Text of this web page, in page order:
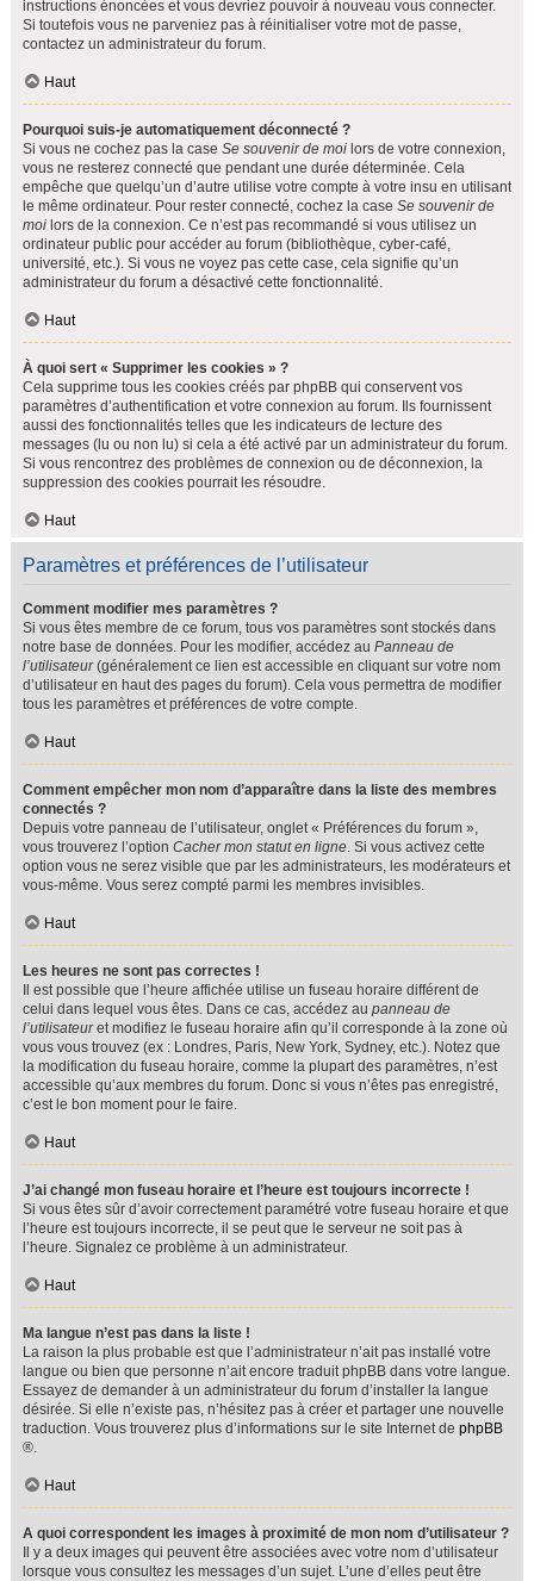
instructions énoncées et vous devriez pouvoir à nouveau vous connecter.
Si toutefois vous ne parveniez pas à réinitialiser votre mot de passe,
contactez un administrateur du forum.
Haut
Pourquoi suis-je automatiquement déconnecté ?
Si vous ne cochez pas la case Se souvenir de moi lors de votre connexion,
vous ne resterez connecté que pendant une durée déterminée. Cela
empêche que quelqu’un d’autre utilise votre compte à votre insu en utilisant
le même ordinateur. Pour rester connecté, cochez la case Se souvenir de
moi lors de la connexion. Ce n’est pas recommandé si vous utilisez un
ordinateur public pour accéder au forum (bibliothèque, cyber-café,
université, etc.). Si vous ne voyez pas cette case, cela signifie qu’un
administrateur du forum a désactivé cette fonctionnalité.
Haut
À quoi sert « Supprimer les cookies » ?
Cela supprime tous les cookies créés par phpBB qui conservent vos
paramètres d’authentification et votre connexion au forum. Ils fournissent
aussi des fonctionnalités telles que les indicateurs de lecture des
messages (lu ou non lu) si cela a été activé par un administrateur du forum.
Si vous rencontrez des problèmes de connexion ou de déconnexion, la
suppression des cookies pourrait les résoudre.
Haut
Paramètres et préférences de l’utilisateur
Comment modifier mes paramètres ?
Si vous êtes membre de ce forum, tous vos paramètres sont stockés dans
notre base de données. Pour les modifier, accédez au Panneau de
l’utilisateur(généralement ce lien est accessible en cliquant sur votre nom
d’utilisateur en haut des pages du forum). Cela vous permettra de modifier
tous les paramètres et préférences de votre compte.
Haut
Comment empêcher mon nom d’apparaître dans la liste des membres
connectés ?
Depuis votre panneau de l’utilisateur, onglet « Préférences du forum »,
vous trouverez l’option Cacher mon statut en ligne. Si vous activez cette
option vous ne serez visible que par les administrateurs, les modérateurs et
vous-même. Vous serez compté parmi les membres invisibles.
Haut
Les heures ne sont pas correctes !
Il est possible que l’heure affichée utilise un fuseau horaire différent de
celui dans lequel vous êtes. Dans ce cas, accédez au panneau de
l’utilisateuret modifiez le fuseau horaire afin qu’il corresponde à la zone où
vous vous trouvez (ex : Londres, Paris, New York, Sydney, etc.). Notez que
la modification du fuseau horaire, comme la plupart des paramètres, n’est
accessible qu’aux membres du forum. Donc si vous n’êtes pas enregistré,
c’est le bon moment pour le faire.
Haut
J’ai changé mon fuseau horaire et l’heure est toujours incorrecte !
Si vous êtes sûr d’avoir correctement paramétré votre fuseau horaire et que
l’heure est toujours incorrecte, il se peut que le serveur ne soit pas à
l’heure. Signalez ce problème à un administrateur.
Haut
Ma langue n’est pas dans la liste !
La raison la plus probable est que l’administrateur n’ait pas installé votre
langue ou bien que personne n’ait encore traduit phpBB dans votre langue.
Essayez de demander à un administrateur du forum d’installer la langue
désirée. Si elle n’existe pas, n’hésitez pas à créer et partager une nouvelle
traduction. Vous trouverez plus d’informations sur le site Internet de phpBB
®.
Haut
A quoi correspondent les images à proximité de mon nom d’utilisateur ?
Il y a deux images qui peuvent être associées avec votre nom d’utilisateur
lorsque vous consultez les messages d’un sujet. L’une d’elles peut être